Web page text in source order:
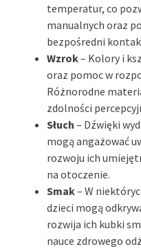
temperatur, co
manualnych oraz
bezpośredni
Wzrok– Kolory i
oraz pomoc w
Różnorodne
zdolności
Słuch – Dźwięki
mogą angażować
rozwoju ich
na otoczenie.
Smak– W
dzieci mogą
rozwija ich kubki
nauce zdrowego